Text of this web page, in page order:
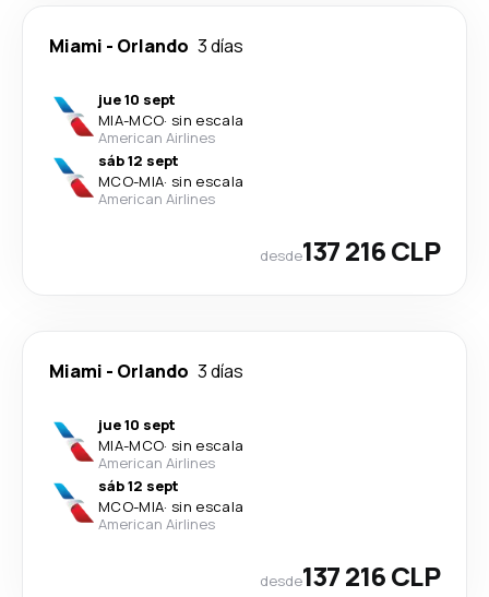
Miami - Orlando 3 días
jue 10 sept
MIA-MCO· sin escala
American Airlines
sáb 12 sept
MCO-MIA· sin escala
American Airlines
desde137 216 CLP
Miami - Orlando 3 días
jue 10 sept
MIA-MCO· sin escala
American Airlines
sáb 12 sept
MCO-MIA· sin escala
American Airlines
desde137 216 CLP